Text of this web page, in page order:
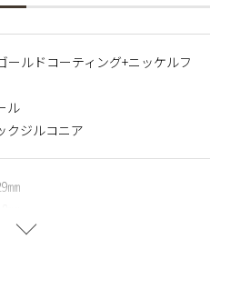
イテム。ピアスホールの開いてい
のレイヤードを楽しみたい方へオ
く、長くご愛用いただけ、ニッケ
く金属アレルギーの方でも安心。
をほぼ含まずに作られた素材を指
ールドコーティング+ニッケルフ
ル
クジルコニア
㎜
約3㎜